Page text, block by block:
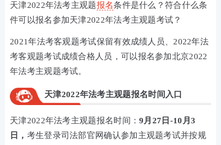
天津2022年法考主观题报名条件是什么？符合什么条
件可以报名参加天津2022年法考主观题考试？
2021年法考客观题考试保留有效成绩人员、2022年法
考客观题考试成绩合格人员，可以报名参加北京2022
年法考主观题考试。
天津2022年法考主观题报名时间入口
天津2022年法考主观题报名时间：9月27日-10月3
日， 考生登录司法部官网确认参加主观题考试并按规